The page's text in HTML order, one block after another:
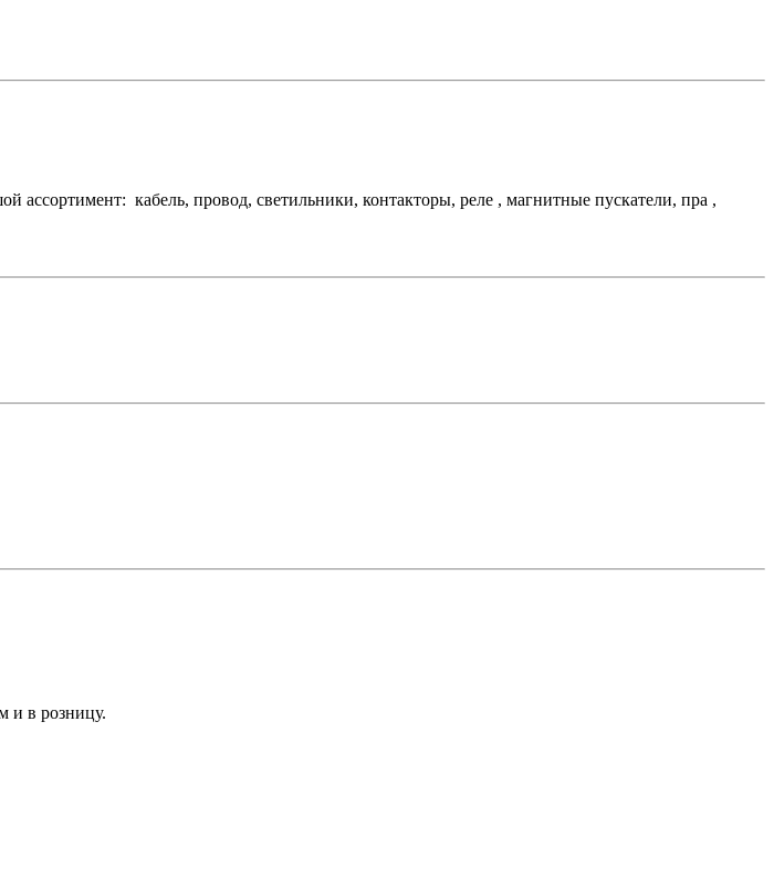
кабель, провод, светильники, контакторы, реле , магнитные пускатели, пра ,
и в розницу.